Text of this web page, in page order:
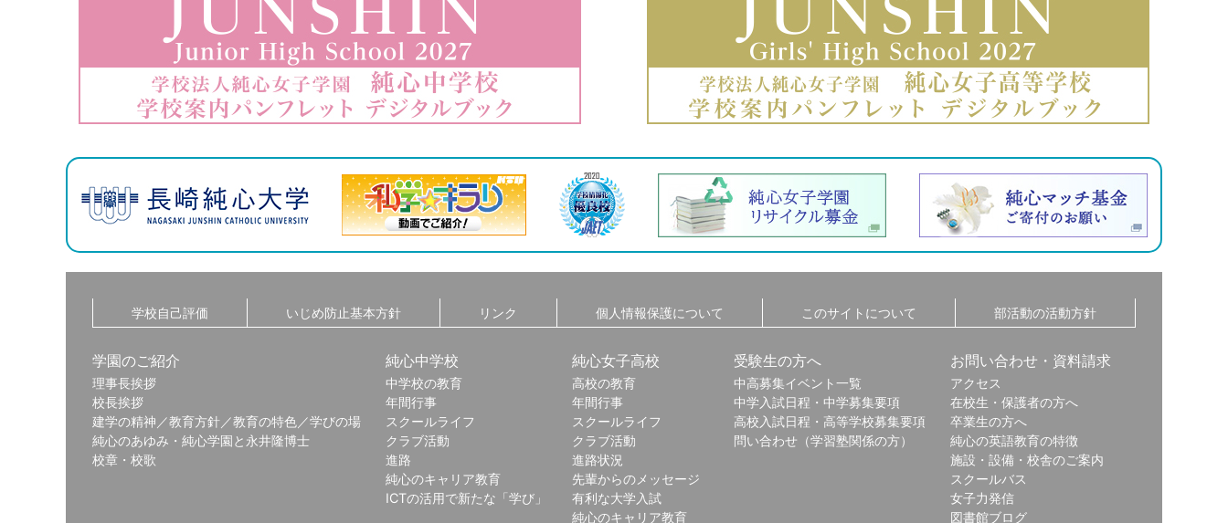
学校自己評価 いじめ防止基本方針 リンク 個人情報保護について このサイトについて 部活動の活動方針
学園のご紹介
理事長挨拶
校長挨拶
建学の精神／教育方針／教育の特色／学びの場
純心のあゆみ・純心学園と永井隆博士
校章・校歌
純心中学校
中学校の教育
年間行事
スクールライフ
クラブ活動
進路
純心のキャリア教育
ICTの活用で新たな「学び」
純心女子高校
高校の教育
年間行事
スクールライフ
クラブ活動
進路状況
先輩からのメッセージ
有利な大学入試
純心のキャリア教育
受験生の方へ
中高募集イベント一覧
中学入試日程・中学募集要項
高校入試日程・高等学校募集要項
問い合わせ（学習塾関係の方）
お問い合わせ・資料請求
アクセス
在校生・保護者の方へ
卒業生の方へ
純心の英語教育の特徴
施設・設備・校舎のご案内
スクールバス
女子力発信
図書館ブログ